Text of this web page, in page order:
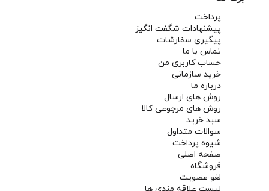
پرداخت
پیشنهادات شگفت انگیز
پیگیری سفارشات
تماس با ما
حساب کاربری من
خرید سازمانی
درباره ما
روش های ارسال
روش های مرجوعی کالا
سبد خرید
سوالات متداول
شیوه پرداخت
صفحه اصلی
فروشگاه
لغو عضویت